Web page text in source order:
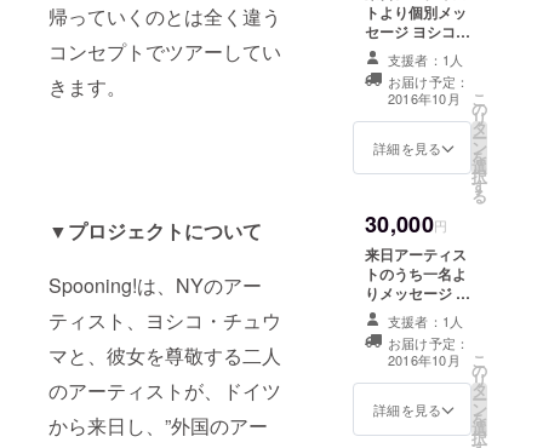
帰っていくのとは全く違う
コンセプトでツアーしてい
きます。
▼プロジェクトについて
Spooning!は、NYのアー
ティスト、ヨシコ・チュウ
マと、彼女を尊敬する二人
のアーティストが、ドイツ
から来日し、”外国のアー
Lylicで1か月
のレジデン
ト制作の
後、
confluence劇
場にて発
の劇場や小
学校で作品
を発表。フ
ランスダン
スの祭典、
ビエンナー
ラ・ダンス
した
spoonin
g!!支援
米（亀
山のお
いしい
１．５
キロ玄
ます。
spoonin
g!!ツ
アー・
オリジ
ナルT
シャツ
今回の
ツアー
のド
ローイ
ングを
トより個別メッ
セージ ヨシコ・
チュウマ、メ
グ・スチュ
アート、もし
くはステファ
ニー・マハのう
ち１名よりあな
ばお伝えくださ
い。 webに希望
の名義でお名前
掲載（希望の
方） spooning!!
ツアー・オリジ
ナルTシャツ 今
回のツアーのた
めに用意しパッ
ケージした
spooning!!支援
米（亀山のおい
支援者：1人
お届け予定：
2016年10月
詳細を見る
こ
の
リ
タ
ー
ン
を
選
択
す
る
30,000円
来日アーティス
トのうち一名よ
りメッセージ ヨ
シコ・チュウ
マ、メグ・ス
チュアート、ス
テファニー・マ
ハのうち一名か
らのあなたへの
支援者：1人
お届け予定：
2016年10月
詳細を見る
こ
の
リ
タ
ー
ン
を
選
択